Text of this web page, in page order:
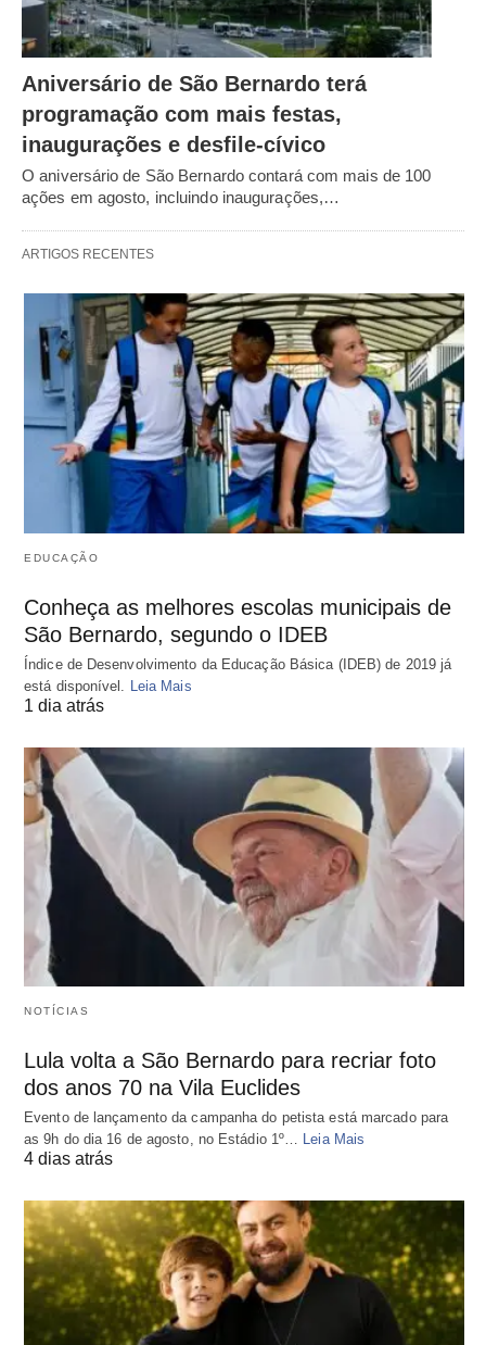
Aniversário de São Bernardo terá
programação com mais festas,
inaugurações e desfile-cívico
O aniversário de São Bernardo contará com mais de 100
ações em agosto, incluindo inaugurações,…
ARTIGOS RECENTES
EDUCAÇÃO
Conheça as melhores escolas municipais de
São Bernardo, segundo o IDEB
Índice de Desenvolvimento da Educação Básica (IDEB) de 2019 já
está disponível. Leia Mais
1 dia atrás
NOTÍCIAS
Lula volta a São Bernardo para recriar foto
dos anos 70 na Vila Euclides
Evento de lançamento da campanha do petista está marcado para
as 9h do dia 16 de agosto, no Estádio 1º… Leia Mais
4 dias atrás